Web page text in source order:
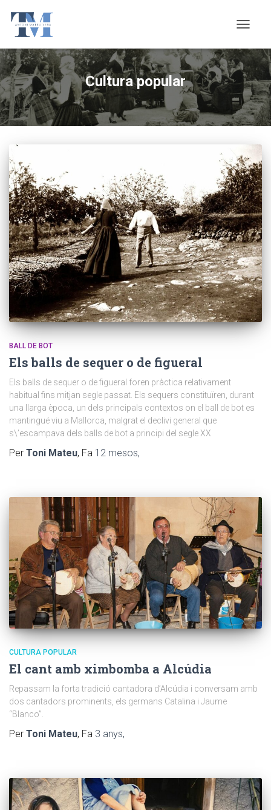
LA
Cultura popular
BALL DE BOT
Els balls de sequer o de figueral
Els balls de sequer o de figueral foren pràctica relativament
habitual fins mitjan segle passat. Els sequers constituïren, durant
una llarga època, un dels principals contextos on el ball de bot es
mantingué viu a Mallorca, malgrat el declivi general que
s\’escampava dels balls de bot a principi del segle XX
Per Toni Mateu, Fa 12 mesos,
CULTURA POPULAR
El cant amb ximbomba a Alcúdia
Repassam la forta tradició cantadora d’Alcúdia i conversam amb
dos cantadors prominents, els germans Catalina i Jaume
“Blanco”.
Per Toni Mateu, Fa 3 anys,